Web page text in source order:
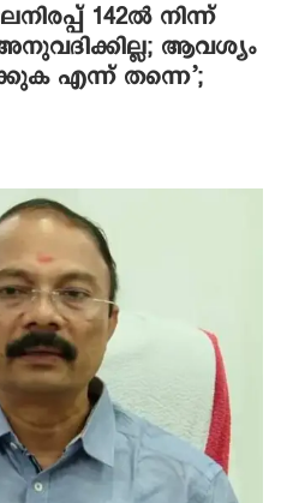
142ല്‍ നിന്ന്
ആവശ്യം
എന്ന് തന്നെ’;